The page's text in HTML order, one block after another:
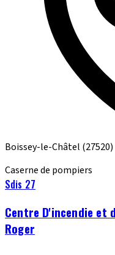
Boissey-le-Châtel (27520)
Caserne de pompiers
Sdis 27
Centre D'incendie et
Roger